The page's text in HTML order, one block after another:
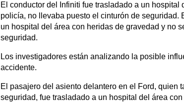
El conductor del Infiniti fue trasladado a un
policía, no llevaba puesto el cinturón de seguridad.
un hospital del área con heridas de gravedad y no
seguridad.
Los investigadores están analizando la posible
accidente.
El pasajero del asiento delantero en el Ford, quien
seguridad, fue trasladado a un hospital del área